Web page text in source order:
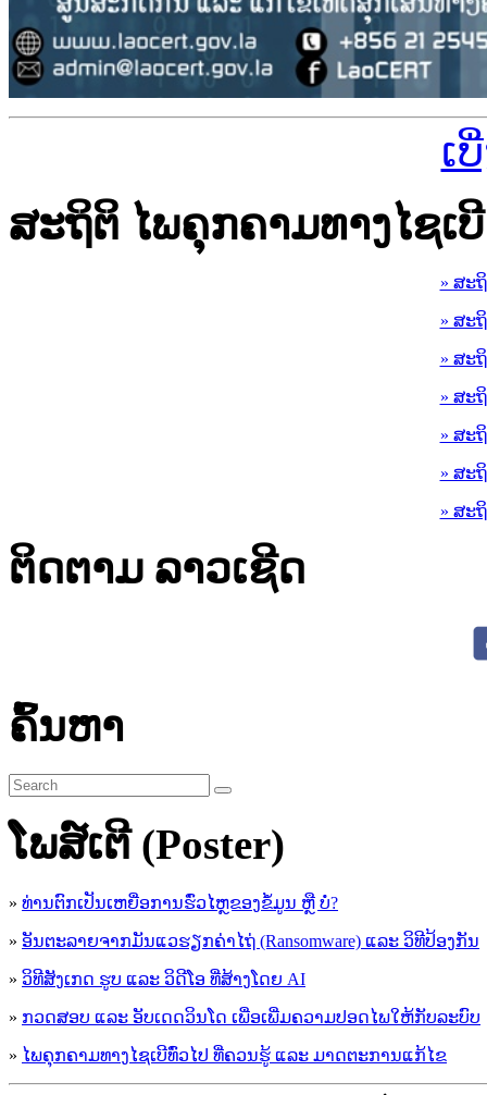
ເ
ສະຖິຕິ ໄພຄຸກຄາມທາງໄຊເບີ
» ສະ
» ສະ
» ສະ
» ສະ
» ສະ
» ສະ
» ສະ
ຕິດຕາມ ລາວເຊີດ
ຄົ້ນຫາ
ໂພສ໌ເຕີ (Poster)
» ທ່ານຕົກເປັນເຫຍື່ອການຮົ່ວໄຫຼຂອງຂໍ້ມູນ ຫຼື ບໍ່?
» ອັນຕະລາຍຈາກມັນແວຮຽກຄ່າໄຖ່ (Ransomware) ແລະ ວິທີປ້ອງກັນ
» ວິທີສັງເກດ ຮູບ ແລະ ວິດີໂອ ທີ່ສ້າງໂດຍ AI
» ກວດສອບ ແລະ ອັບເດດວິນໂດ ເພື່ອເພີ່ມຄວາມປອດໄພໃຫ້ກັບລະບົບ
» ໄພຄຸກຄາມທາງໄຊເບີທົ່ວໄປ ທີ່ຄວນຮູ້ ແລະ ມາດຕະການແກ້ໄຂ